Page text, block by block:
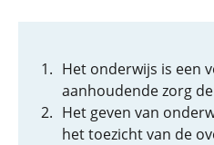
Het onderwijs is een
aanhoudende zorg
Het geven van
het toezicht van de